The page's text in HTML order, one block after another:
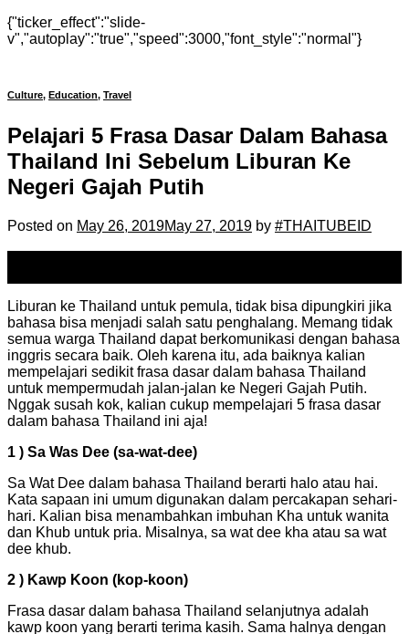
{"ticker_effect":"slide-
v","autoplay":"true","speed":3000,"font_style":"normal"}
Culture, Education, Travel
Pelajari 5 Frasa Dasar Dalam Bahasa
Thailand Ini Sebelum Liburan Ke
Negeri Gajah Putih
Posted on May 26, 2019May 27, 2019 by #THAITUBEID
Liburan ke Thailand untuk pemula, tidak bisa dipungkiri jika
bahasa bisa menjadi salah satu penghalang. Memang tidak
semua warga Thailand dapat berkomunikasi dengan bahasa
inggris secara baik. Oleh karena itu, ada baiknya kalian
mempelajari sedikit frasa dasar dalam bahasa Thailand
untuk mempermudah jalan-jalan ke Negeri Gajah Putih.
Nggak susah kok, kalian cukup mempelajari 5 frasa dasar
dalam bahasa Thailand ini aja!
1 ) Sa Was Dee (sa-wat-dee)
Sa Wat Dee dalam bahasa Thailand berarti halo atau hai.
Kata sapaan ini umum digunakan dalam percakapan sehari-
hari. Kalian bisa menambahkan imbuhan Kha untuk wanita
dan Khub untuk pria. Misalnya, sa wat dee kha atau sa wat
dee khub.
2 ) Kawp Koon (kop-koon)
Frasa dasar dalam bahasa Thailand selanjutnya adalah
kawp koon yang berarti terima kasih. Sama halnya dengan